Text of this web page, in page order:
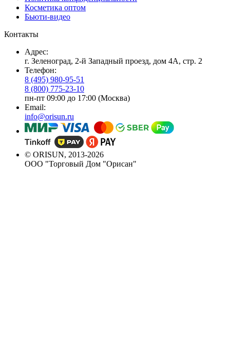
Косметика оптом
Бьюти-видео
Контакты
Адрес:
г. Зеленоград, 2-й Западный проезд, дом 4А, стр. 2
Телефон:
8 (495) 980-95-51
8 (800) 775-23-10
пн-пт 09:00 до 17:00 (Москва)
Email:
info@orisun.ru
© ORISUN, 2013-2026
ООО "Торговый Дом "Орисан"